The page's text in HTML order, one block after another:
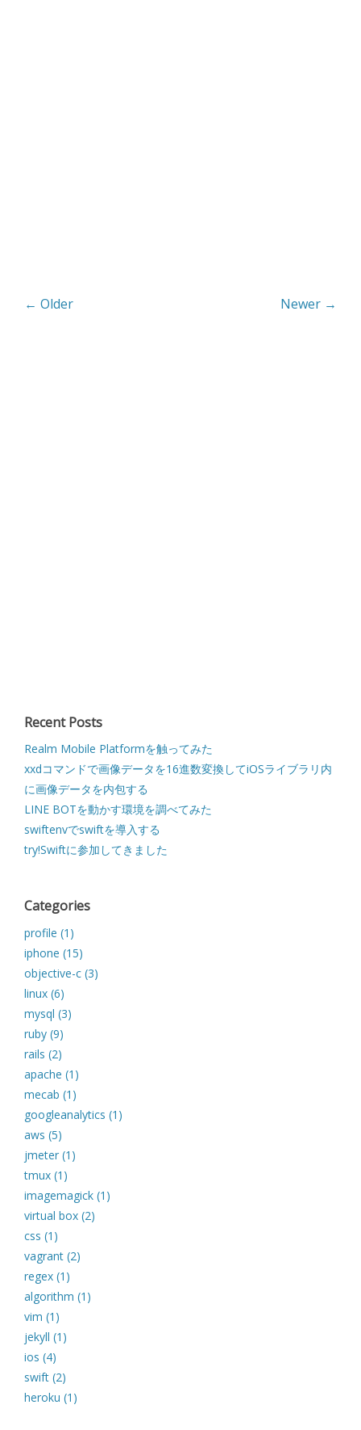
← Older Newer →
Recent Posts
Realm Mobile Platformを触ってみた
xxdコマンドで画像データを16進数変換してiOSライブラリ内
に画像データを内包する
LINE BOTを動かす環境を調べてみた
swiftenvでswiftを導入する
try!Swiftに参加してきました
Categories
profile (1)
iphone (15)
objective-c (3)
linux (6)
mysql (3)
ruby (9)
rails (2)
apache (1)
mecab (1)
googleanalytics (1)
aws (5)
jmeter (1)
tmux (1)
imagemagick (1)
virtual box (2)
css (1)
vagrant (2)
regex (1)
algorithm (1)
vim (1)
jekyll (1)
ios (4)
swift (2)
heroku (1)